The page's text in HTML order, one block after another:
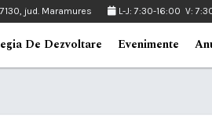
jud. Maramures L-J: 7:30-16:00 V:
De Dezvoltare Evenimente